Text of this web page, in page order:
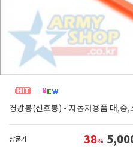
경광봉(신호봉) - 자동차용품 대,중,
상품가 38%